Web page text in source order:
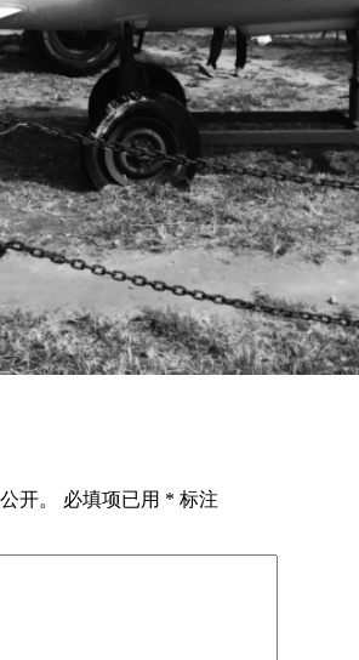
开。 必填项已用 * 标注